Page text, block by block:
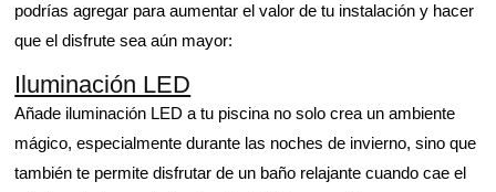
podrías agregar para aumentar el valor de tu instalación y hacer
que el disfrute sea aún mayor:
Iluminación LED
Añade iluminación LED a tu piscina no solo crea un ambiente
mágico, especialmente durante las noches de invierno, sino que
también te permite disfrutar de un baño relajante cuando cae el